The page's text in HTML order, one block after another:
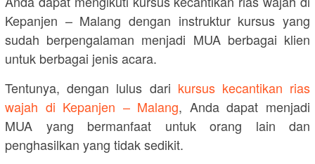
Kepanjen – Malang dengan instruktur kursus yang
sudah berpengalaman menjadi MUA berbagai klien
untuk berbagai jenis acara.
Tentunya, dengan lulus dari kursus kecantikan rias
wajah di Kepanjen – Malang, Anda dapat menjadi
MUA yang bermanfaat untuk orang lain dan
penghasilkan yang tidak sedikit.